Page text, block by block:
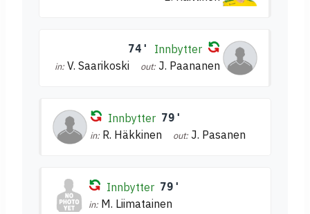
74' Innbytter
in: V. Saarikoski out: J. Paananen
Innbytter 79'
in: R. Häkkinen out: J. Pasanen
Innbytter 79'
in: M. Liimatainen